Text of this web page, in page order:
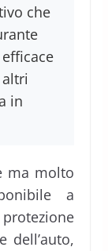
che
in
ma molto
a
dell’auto,